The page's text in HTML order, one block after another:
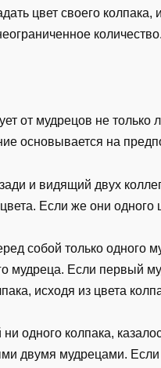
цвет своего
количество.
от мудрецов не
основывается на
и видящий двух
Если же они одного
собой только одного
мудреца. Если первый
исходя из цвета
одного колпака,
двумя мудрецами. Если